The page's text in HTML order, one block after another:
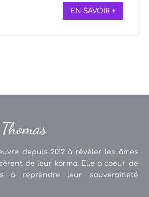
EN SAVOIR +
depuis 2012 à révéler les âmes
de leur karma. Elle a coeur de
à reprendre leur souveraineté